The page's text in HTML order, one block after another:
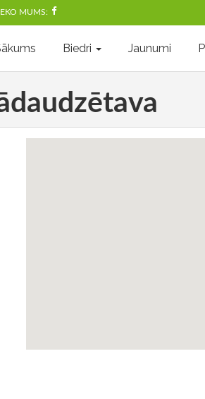
MUMS:
Biedri Jaunumi